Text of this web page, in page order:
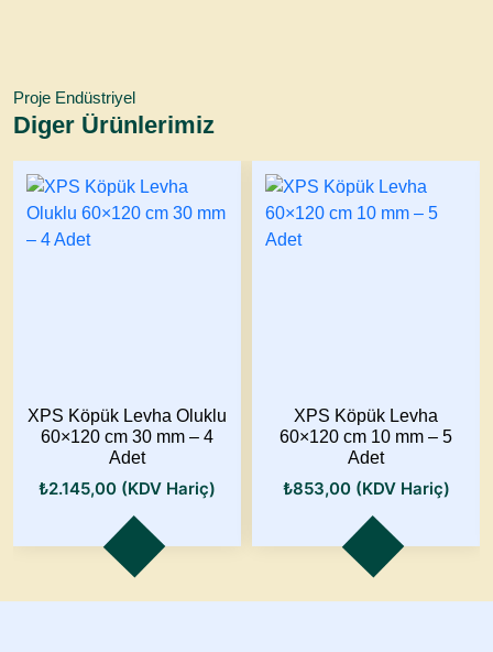
Proje Endüstriyel
Diger Ürünlerimiz
XPS Köpük Levha Oluklu
60×120 cm 30 mm – 4
Adet
₺2.145,00 (KDV Hariç)
XPS Köpük Levha
60×120 cm 10 mm – 5
Adet
₺853,00(KDV Hariç)